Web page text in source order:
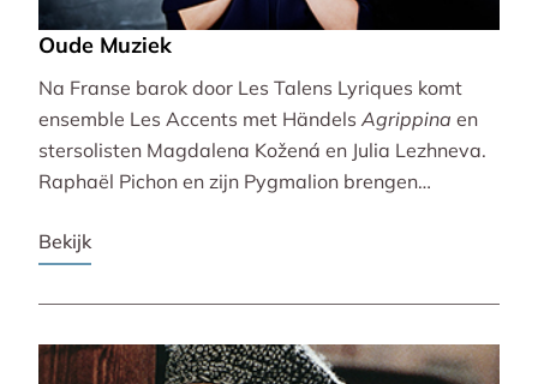
Oude Muziek
Na Franse barok door Les Talens Lyriques komt
ensemble Les Accents met Händels Agrippina en
stersolisten Magdalena Kožená en Julia Lezhneva.
Raphaël Pichon en zijn Pygmalion brengen
Bachvereniging en blokfluitiste Lucie Horsch spelen
Wantenaar, op historische instrumenten! De serie
Andrea Marcon.
Bekijk